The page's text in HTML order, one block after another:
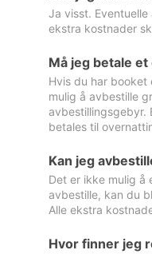
Ja visst.
ekstra kostnader
Må jeg betale
Hvis du har
mulig å avbestille
avbestillingsgebyr.
betales til
Kan jeg
Det er ikke mulig å
avbestille, kan du
Alle ekstra
Hvor finner jeg